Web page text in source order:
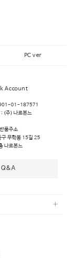
PC ver
Account
01-187571
: (주) 나르본느
반품주소
구 무학봉 15길 25
나르본느
Q&A